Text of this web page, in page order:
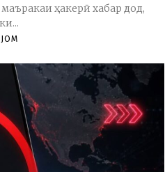
ҳакерӣ хабар дод,
ки...
JOM